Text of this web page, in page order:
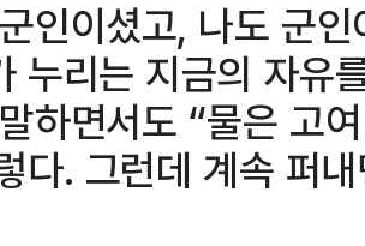
인이셨고, 나도 군
누리는 지금의 자유
하면서도 “물은 고
다. 그런데 계속 퍼